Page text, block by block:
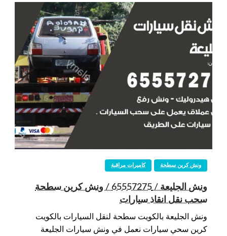
كاميرات مراقبة ونش كرين سطحة
ونش الجليعة / 65557275 / ونش كرين سطحة
سحب نقل انقاذ سيارات
ونش الجليعة بالكويت سطحة لنقل السيارات بالكويت
كرين سحي سيارات نعمل في ونش سيارات الجليعة